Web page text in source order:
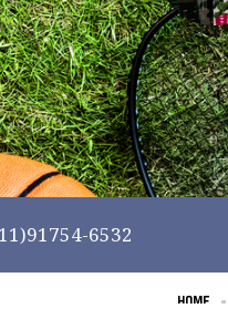
6532
HOME